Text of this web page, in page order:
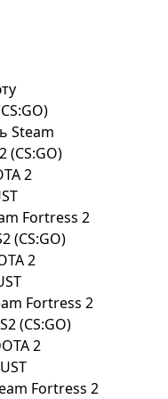
Steam
(CS:GO)
2
Fortress 2
(CS:GO)
2
Fortress 2
(CS:GO)
2
Fortress 2